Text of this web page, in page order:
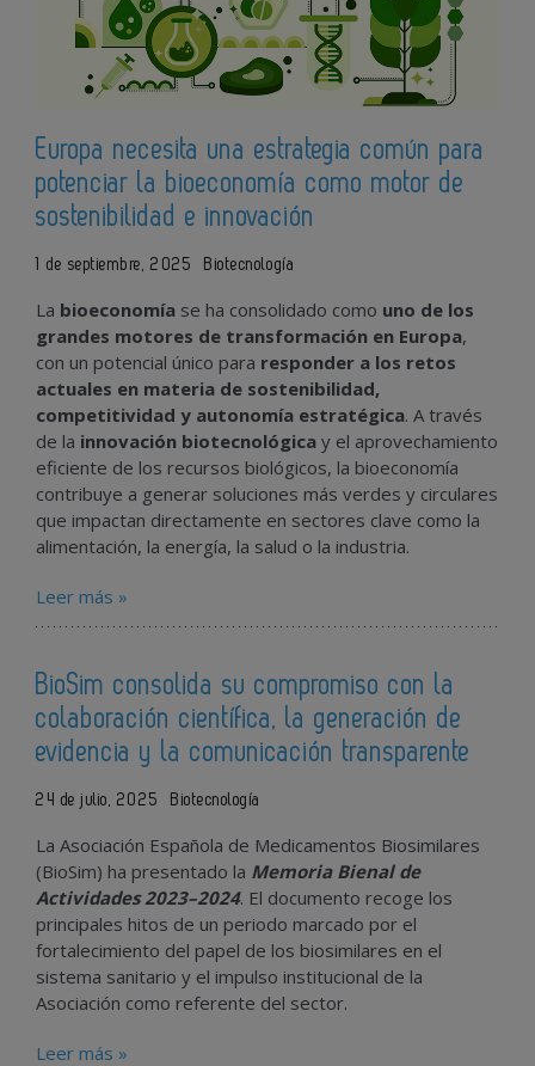
Europa necesita una estrategia común para
potenciar la bioeconomía como motor de
sostenibilidad e innovación
1 de septiembre, 2025 Biotecnología
La bioeconomía se ha consolidado como uno de los
grandes motores de transformación en Europa,
con un potencial único para responder a los retos
actuales en materia de sostenibilidad,
competitividad y autonomía estratégica. A través
de la innovación biotecnológica y el aprovechamiento
eficiente de los recursos biológicos, la bioeconomía
contribuye a generar soluciones más verdes y circulares
que impactan directamente en sectores clave como la
alimentación, la energía, la salud o la industria.
Leer más »
BioSim consolida su compromiso con la
colaboración científica, la generación de
evidencia y la comunicación transparente
24 de julio, 2025 Biotecnología
La Asociación Española de Medicamentos Biosimilares
(BioSim) ha presentado la Memoria Bienal de
Actividades 2023–2024. El documento recoge los
principales hitos de un periodo marcado por el
fortalecimiento del papel de los biosimilares en el
sistema sanitario y el impulso institucional de la
Asociación como referente del sector.
Leer más »